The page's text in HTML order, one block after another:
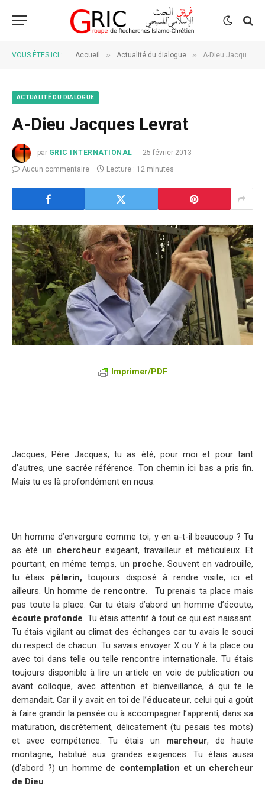
VOUS ÊTES ICI : Accueil » Actualité du dialogue » A-Dieu Jacques Levrat
ACTUALITÉ DU DIALOGUE
A-Dieu Jacques Levrat
par GRIC INTERNATIONAL
25 février 2013
Aucun commentaire
Lecture : 12 minutes
Imprimer/PDF
Jacques, Père Jacques, tu as été, pour moi et pour tant
d’autres, une sacrée référence. Ton chemin ici bas a pris fin.
Mais tu es là profondément en nous.
Un homme d’envergure comme toi, y en a-t-il beaucoup ? Tu
as été un chercheur exigeant, travailleur et méticuleux. Et
pourtant, en même temps, un proche. Souvent en vadrouille,
tu étais pèlerin, toujours disposé à rendre visite, ici et
ailleurs. Un homme de rencontre.
Tu prenais ta place mais
pas toute la place. Car tu étais d’abord un homme d’écoute,
écoute profonde. Tu étais attentif à tout ce qui est naissant.
Tu étais vigilant au climat des échanges car tu avais le souci
du respect de chacun. Tu savais envoyer X ou Y à ta place ou
avec toi dans telle ou telle rencontre internationale. Tu étais
toujours disponible à lire un article en voie de publication ou
avant colloque, avec attention et bienveillance, à qui te le
demandait. Car il y avait en toi de l’éducateur, celui qui a goût
à faire grandir la pensée ou à accompagner l’apprenti, dans sa
maturation, discrètement, délicatement (tu pesais tes mots)
et avec compétence. Tu étais un marcheur, de haute
montagne, habitué aux grandes exigences. Tu étais aussi
(d’abord ?) un homme de contemplation et un chercheur
de Dieu.